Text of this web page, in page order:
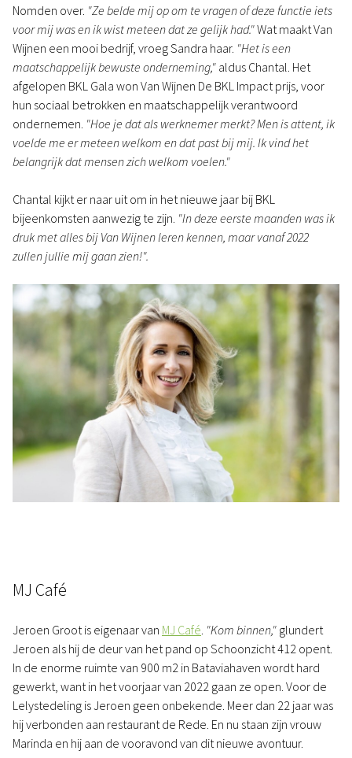
Nomden over. "Ze belde mij op om te vragen of deze functie iets
voor mij was en ik wist meteen dat ze gelijk had."Wat maakt Van
Wijnen een mooi bedrijf, vroeg Sandra haar. "Het is een
maatschappelijk bewuste onderneming," aldus Chantal. Het
afgelopen BKL Gala won Van Wijnen De BKL Impact prijs, voor
hun sociaal betrokken en maatschappelijk verantwoord
ondernemen. "Hoe je dat als werknemer merkt? Men is attent, ik
voelde me er meteen welkom en dat past bij mij. Ik vind het
belangrijk dat mensen zich welkom voelen."
Chantal kijkt er naar uit om in het nieuwe jaar bij BKL
bijeenkomsten aanwezig te zijn. "In deze eerste maanden was ik
druk met alles bij Van Wijnen leren kennen, maar vanaf 2022
zullen jullie mij gaan zien!".
MJ Café
Jeroen Groot is eigenaar van MJ Café "Kom binnen," glundert
Jeroen als hij de deur van het pand op Schoonzicht 412 opent.
In de enorme ruimte van 900 m2 in Bataviahaven wordt hard
gewerkt, want in het voorjaar van 2022 gaan ze open. Voor de
Lelystedeling is Jeroen geen onbekende. Meer dan 22 jaar was
hij verbonden aan restaurant de Rede. En nu staan zijn vrouw
Marinda en hij aan de vooravond van dit nieuwe avontuur.